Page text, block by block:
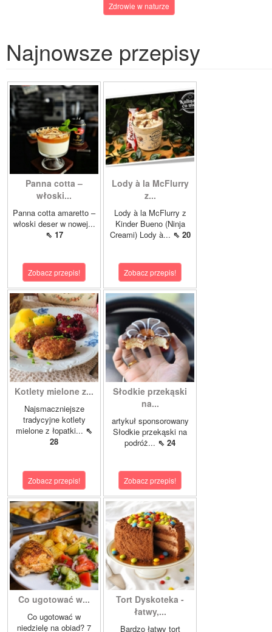
Zdrowie w naturze
Najnowsze przepisy
Panna cotta –
włoski...
Panna cotta amaretto –
włoski deser w nowej...
⇖ 17
Zobacz przepis!
Lody à la McFlurry
z...
Lody à la McFlurry z
Kinder Bueno (Ninja
Creami) Lody à... ⇖ 20
Zobacz przepis!
Kotlety mielone z...
Najsmaczniejsze
tradycyjne kotlety
mielone z łopatki... ⇖
28
Zobacz przepis!
Słodkie przekąski
na...
artykuł sponsorowany
Słodkie przekąski na
podróż... ⇖ 24
Zobacz przepis!
Co ugotować w...
Co ugotować w
niedzielę na obiad? 7
Tort Dyskoteka -
łatwy,...
Bardzo łatwy tort